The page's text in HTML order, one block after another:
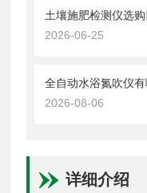
2026-06-25
2026-08-06
详细介绍